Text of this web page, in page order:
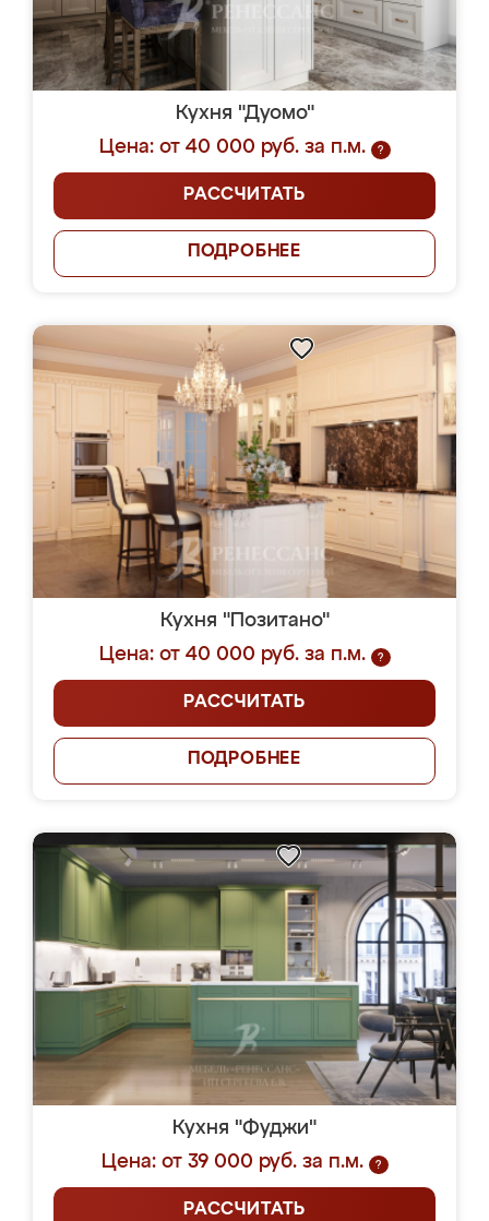
Кухня "Дуомо"
Цена: от 40 000 руб. за п.м.
?
РАССЧИТАТЬ
ПОДРОБНЕЕ
Кухня "Позитано"
Цена: от 40 000 руб. за п.м.
?
РАССЧИТАТЬ
ПОДРОБНЕЕ
Кухня "Фуджи"
Цена: от 39 000 руб. за п.м.
?
РАССЧИТАТЬ